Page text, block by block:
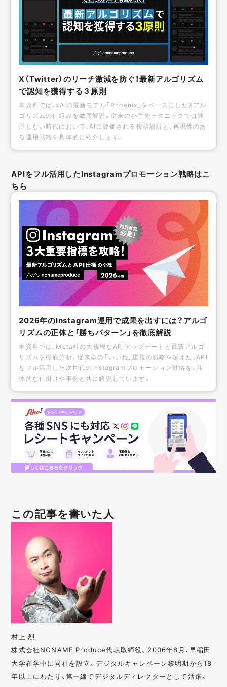
X（Twitter）のリーチ激減を防ぐ！最新アルゴリズム
で認知を獲得する３原則
本資料では、xAIの最新モデル「Phoenix」をベースにしたXアル
ゴリズムの仕組みを徹底解説。従来の小手先テクニックでは通
用しない時代において、AIに評価される投稿設計と、再現性のあ
る運用戦略を具体的に紹介します。
APIをフル活用したInstagramプロモーション戦略はこ
ちら
2026年のInstagram運用で成果を出すには？アルゴ
リズムの正体と「勝ちパターン」を徹底解説
本資料では、Meta社の大規模なAPIアップデートと最新アルゴ
リズムを徹底分析。従来型の「いいね」重視の戦略を超えた、API
をフル活用した次世代のInstagramプロモーション戦略を、具
体的な仕掛けや事例と共に解説しています。
この記事を書いた人
村上 烈
株式会社NONAME Produce代表取締役。2006年8月、早稲田
大学在学中に同社を設立。デジタルキャンペーン黎明期から18
年以上にわたり、第一線でデジタルディレクターとして活躍。